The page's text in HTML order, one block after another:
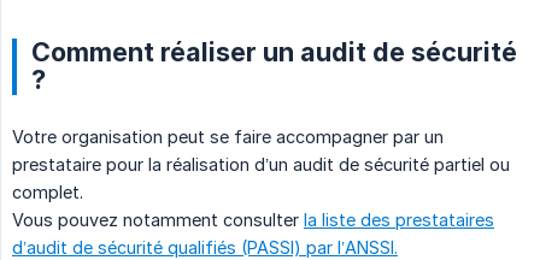
Comment réaliser un audit de sécurité
?
Votre organisation peut se faire accompagner par un
prestataire pour la réalisation d’un audit de sécurité partiel ou
complet.
Vous pouvez notamment consulter la liste des prestataires
d’audit de sécurité qualifiés (PASSI) par l’ANSSI.